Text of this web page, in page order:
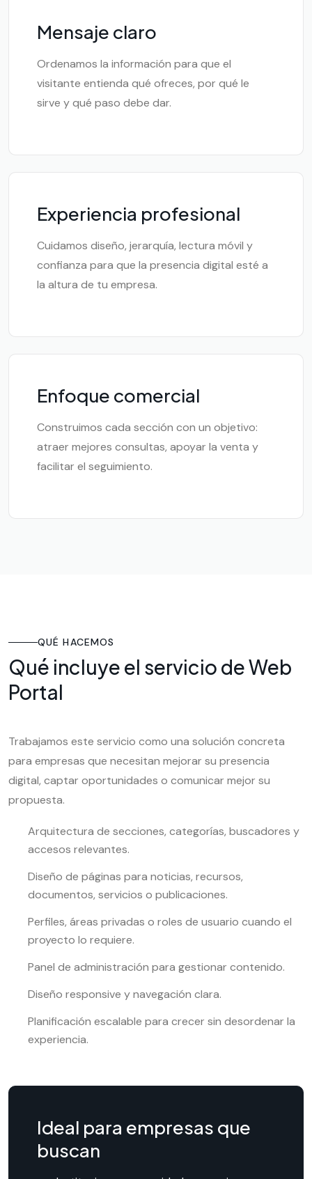
Mensaje claro
Ordenamos la información para que el
visitante entienda qué ofreces, por qué le
sirve y qué paso debe dar.
Experiencia profesional
Cuidamos diseño, jerarquía, lectura móvil y
confianza para que la presencia digital esté a
la altura de tu empresa.
Enfoque comercial
Construimos cada sección con un objetivo:
atraer mejores consultas, apoyar la venta y
facilitar el seguimiento.
QUÉ HACEMOS
Qué incluye el servicio de Web
Portal
Trabajamos este servicio como una solución concreta
para empresas que necesitan mejorar su presencia
digital, captar oportunidades o comunicar mejor su
propuesta.
Arquitectura de secciones, categorías, buscadores y
accesos relevantes.
Diseño de páginas para noticias, recursos,
documentos, servicios o publicaciones.
Perfiles, áreas privadas o roles de usuario cuando el
proyecto lo requiere.
Panel de administración para gestionar contenido.
Diseño responsive y navegación clara.
Planificación escalable para crecer sin desordenar la
experiencia.
Ideal para empresas que
buscan